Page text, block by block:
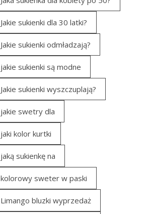
Jakie sukienki dla 30 latki?
Jakie sukienki odmładzają?
jakie sukienki są modne
Jakie sukienki wyszczuplają?
jakie swetry dla
jaki kolor kurtki
jaką sukienkę na
kolorowy sweter w paski
Limango bluzki wyprzedaż